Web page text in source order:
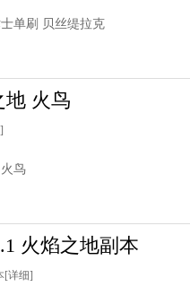
单刷 贝丝缇拉克
火鸟
火鸟
火焰之地副本
[详细]